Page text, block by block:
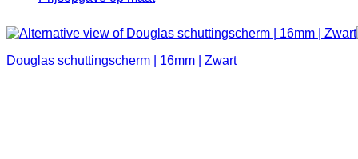
Douglas schuttingscherm | 16mm | Zwart